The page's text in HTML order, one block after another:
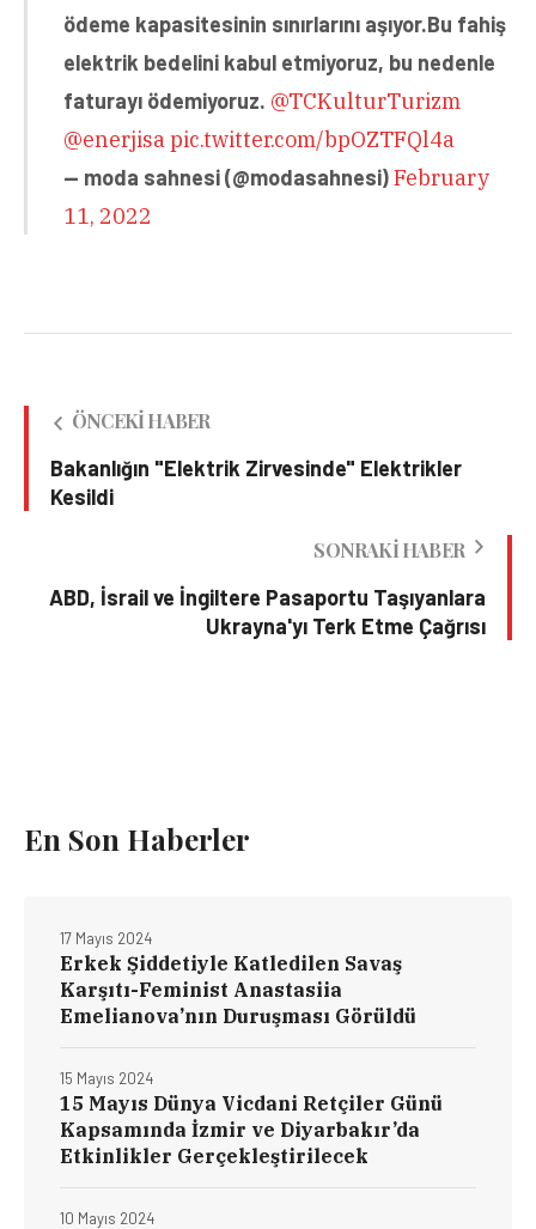
ödeme kapasitesinin sınırlarını aşıyor.Bu fahiş
elektrik bedelini kabul etmiyoruz, bu nedenle
faturayı ödemiyoruz. @TCKulturTurizm
@enerjisapic.twitter.com/bpOZTFQl4a
— moda sahnesi (@modasahnesi)February
11, 2022
ÖNCEKI HABER
Bakanlığın "Elektrik Zirvesinde" Elektrikler
Kesildi
SONRAKI HABER
ABD, İsrail ve İngiltere Pasaportu Taşıyanlara
Ukrayna'yı Terk Etme Çağrısı
En Son Haberler
Erkek Şiddetiyle Katledilen Savaş
Karşıtı-Feminist Anastasiia
Emelianova’nın Duruşması Görüldü
17 Mayıs 2024
15 Mayıs Dünya Vicdani Retçiler Günü
Kapsamında İzmir ve Diyarbakır’da
Etkinlikler Gerçekleştirilecek
15 Mayıs 2024
10 Mayıs 2024